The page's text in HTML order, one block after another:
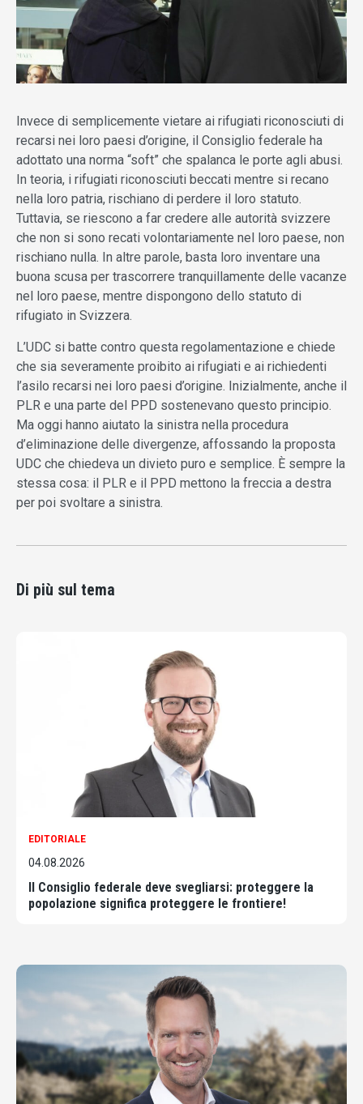
Invece di semplicemente vietare ai rifugiati riconosciuti di
recarsi nei loro paesi d’origine, il Consiglio federale ha
adottato una norma “soft” che spalanca le porte agli abusi.
In teoria, i rifugiati riconosciuti beccati mentre si recano
nella loro patria, rischiano di perdere il loro statuto.
Tuttavia, se riescono a far credere alle autorità svizzere
che non si sono recati volontariamente nel loro paese, non
rischiano nulla. In altre parole, basta loro inventare una
buona scusa per trascorrere tranquillamente delle vacanze
nel loro paese, mentre dispongono dello statuto di
rifugiato in Svizzera.
L’UDC si batte contro questa regolamentazione e chiede
che sia severamente proibito ai rifugiati e ai richiedenti
l’asilo recarsi nei loro paesi d’origine. Inizialmente, anche il
PLR e una parte del PPD sostenevano questo principio.
Ma oggi hanno aiutato la sinistra nella procedura
d’eliminazione delle divergenze, affossando la proposta
UDC che chiedeva un divieto puro e semplice. È sempre la
stessa cosa: il PLR e il PPD mettono la freccia a destra
per poi svoltare a sinistra.
Di più sul tema
EDITORIALE
04.08.2026
Il Consiglio federale deve svegliarsi: proteggere la
popolazione significa proteggere le frontiere!